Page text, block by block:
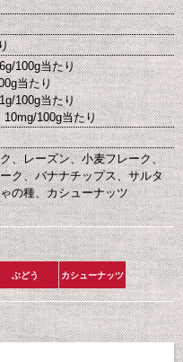
100g当たり
当たり
100g当たり
100g当たり
、レーズン、小麦フレーク、
ク、バナナチップス、サルタ
の種、カシューナッツ
ぶどう カシューナッツ